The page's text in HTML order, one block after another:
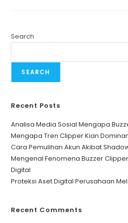
Search
SEARCH
Recent Posts
Analisa Media Sosial Mengapa
Mengapa Tren Clipper Kian
Cara Pemulihan Akun Akibat
Mengenal Fenomena Buzzer
Digital
Proteksi Aset Digital Perusahaan
Recent Comments